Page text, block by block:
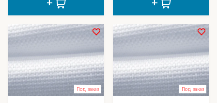
Под заказ Под заказ